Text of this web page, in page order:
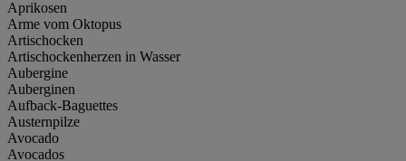
Aprikosen
Arme vom Oktopus
Artischocken
Artischockenherzen in Wasser
Aubergine
Auberginen
Aufback-Baguettes
Austernpilze
Avocado
Avocados